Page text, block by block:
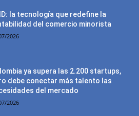
la tecnología que redefine la
del comercio minorista
2026
ya supera las 2.200 startups,
debe conectar más talento las
del mercado
2026